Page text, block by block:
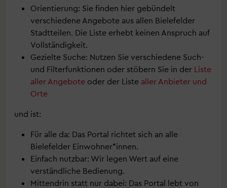
Orientierung: Sie finden hier gebündelt
verschiedene Angebote aus allen Bielefelder
Stadtteilen. Die Liste erhebt keinen Anspruch auf
Vollständigkeit.
Gezielte Suche: Nutzen Sie verschiedene Such-
und Filterfunktionen oder stöbern Sie in der Liste
aller Angebote oder der Liste aller Anbieter und
Orte
und ist:
Für alle da: Das Portal richtet sich an alle
Bielefelder Einwohner*innen.
Einfach nutzbar: Wir legen Wert auf eine
verständliche Bedienung.
Mittendrin statt nur dabei: Das Portal lebt von